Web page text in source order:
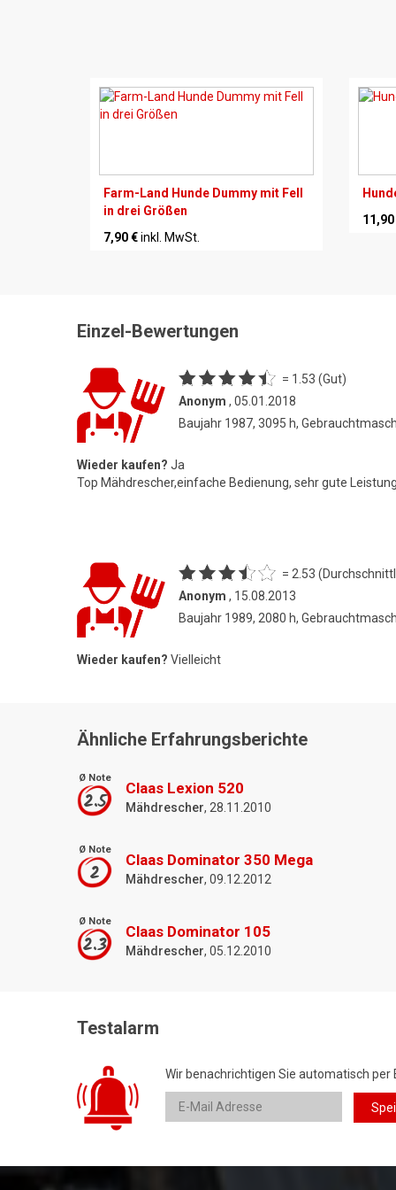
Farm-Land Hunde Dummy mit Fell
in drei Größen
7,90 €inkl. MwSt.
11,90
Einzel-Bewertungen
= 1.53 (Gut)
Anonym , 05.01.2018
Baujahr 1987, 3095 h,
Wieder kaufen? Ja
Top Mähdrescher,einfache Bedienung, sehr gute
= 2.53
Anonym , 15.08.2013
Baujahr 1989, 2080 h,
Wieder kaufen? Vielleicht
Ähnliche Erfahrungsberichte
Ø Note
2.5
Claas Lexion 520
Mähdrescher, 28.11.2010
Ø Note
2
Claas Dominator 350 Mega
Mähdrescher, 09.12.2012
Ø Note
2.3
Claas Dominator 105
Mähdrescher, 05.12.2010
Testalarm
Wir benachrichtigen Sie automatisch per